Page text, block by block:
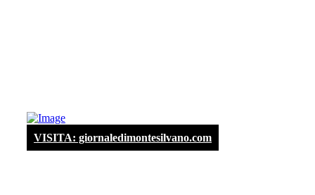
VISITA: giornaledimontesilvano.com